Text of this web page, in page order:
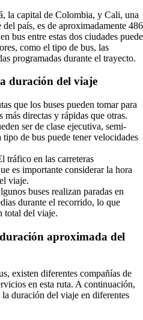
la capital de Colombia, y Cali, una
país, es de aproximadamente 486
bus entre estas dos ciudades puede
como el tipo de bus, las
programadas durante el trayecto.
duración del viaje
que los buses pueden tomar para
directas y rápidas que otras.
ser de clase ejecutiva, semi-
tipo de bus puede tener velocidades
tráfico en las carreteras
es importante considerar la hora
viaje.
buses realizan paradas en
durante el recorrido, lo que
total del viaje.
aproximada del
existen diferentes compañías de
en esta ruta. A continuación,
duración del viaje en diferentes